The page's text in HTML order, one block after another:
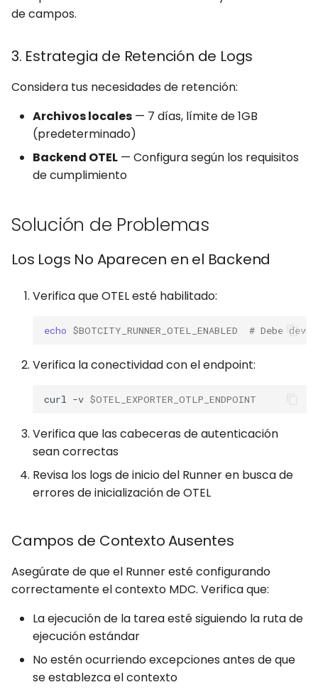
de campos.
3. Estrategia de Retención de Logs
Considera tus necesidades de retención:
Archivos locales — 7 días, límite de 1GB
(predeterminado)
Backend OTEL — Configura según los requisitos
de cumplimiento
Solución de Problemas
Los Logs No Aparecen en el Backend
Verifica que OTEL esté habilitado:
echo $BOTCITY_RUNNER_OTEL_ENABLED # Debe
Verifica la conectividad con el endpoint:
curl -v $OTEL_EXPORTER_OTLP_ENDPOINT
Verifica que las cabeceras de autenticación
sean correctas
Revisa los logs de inicio del Runner en busca de
errores de inicialización de OTEL
Campos de Contexto Ausentes
Asegúrate de que el Runner esté configurando
correctamente el contexto MDC. Verifica que:
La ejecución de la tarea esté siguiendo la ruta de
ejecución estándar
No estén ocurriendo excepciones antes de que
se establezca el contexto